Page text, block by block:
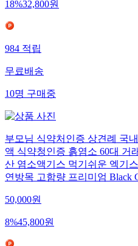
18%32,800원
984적립
무료배송
10명구매중
부모님 식약처인증 상견례 국
액 식약청인증 흙염소 60대 거
산 염소액기스 먹기쉬운 엑기
연방목 고함량 프리미엄 Black
50,000원
8%45,800원